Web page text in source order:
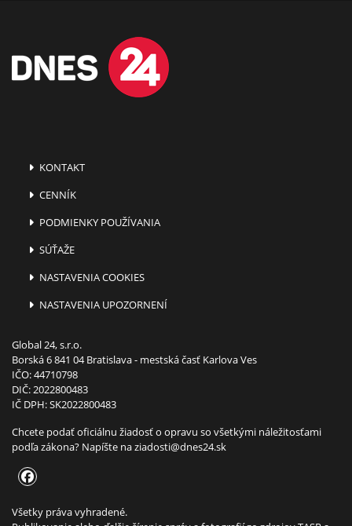
KONTAKT
CENNÍK
PODMIENKY POUŽÍVANIA
SÚŤAŽE
NASTAVENIA COOKIES
NASTAVENIA UPOZORNENÍ
Global 24, s.r.o.
Borská 6 841 04 Bratislava - mestská časť Karlova Ves
IČO: 44710798
DIČ: 2022800483
IČ DPH: SK2022800483
Chcete podať oficiálnu žiadosť o opravu so všetkými náležitosťami
podľa zákona? Napíšte naziadosti@dnes24.sk
Všetky práva vyhradené.